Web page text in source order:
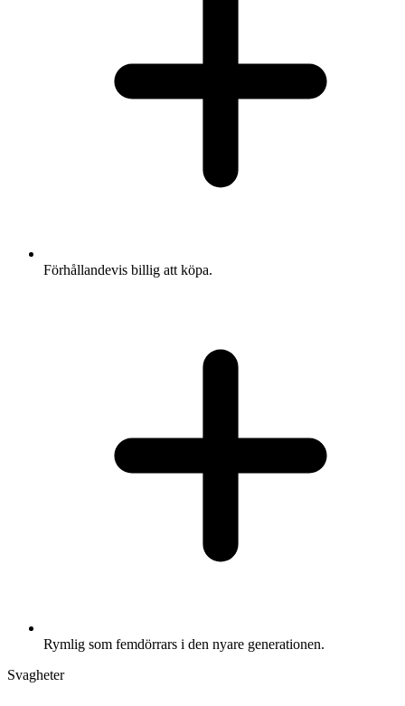
Förhållandevis billig att köpa.
Rymlig som femdörrars i den nyare generationen.
Svagheter